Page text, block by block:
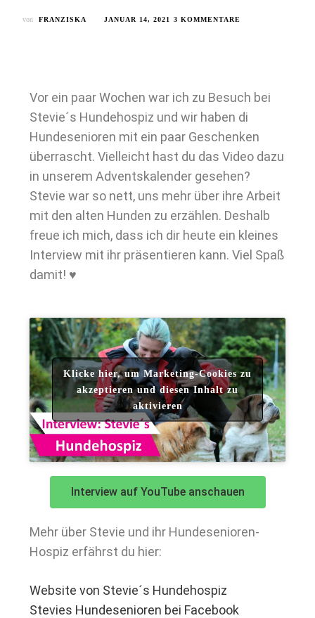
von FRANZISKA JANUAR 14, 2021 3 KOMMENTARE
Vor ein paar Wochen war ich zu Besuch bei
Stevie´s Hundehospiz und wir haben di
Hundesenioren mit ein paar Geschenken
überrascht. Vielleicht hast du das Video dazu
in unserem Adventskalender gesehen?
Stevie war so nett, uns mehr über ihre Arbeit
mit den alten Hunden zu erzählen. Deshalb
freue ich mich, dass ich dir heute ein kleines
Interview mit ihr präsentieren kann. Viel Spaß
damit! ♥
Klicke hier, um Marketing-Cookies zu
akzeptieren und diesen Inhalt zu
aktivieren
Interview auf YouTube anschauen
Mehr über Stevie und ihr Hundesenioren-
Hospiz erfährst du hier:
Website von Stevie´s Hundehospiz
Stevies Hundesenioren bei Facebook